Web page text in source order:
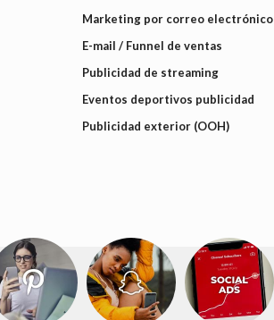
Marketing por correo electrónico
E-mail / Funnel de ventas
Publicidad de streaming
Eventos deportivos publicidad
Publicidad exterior (OOH)